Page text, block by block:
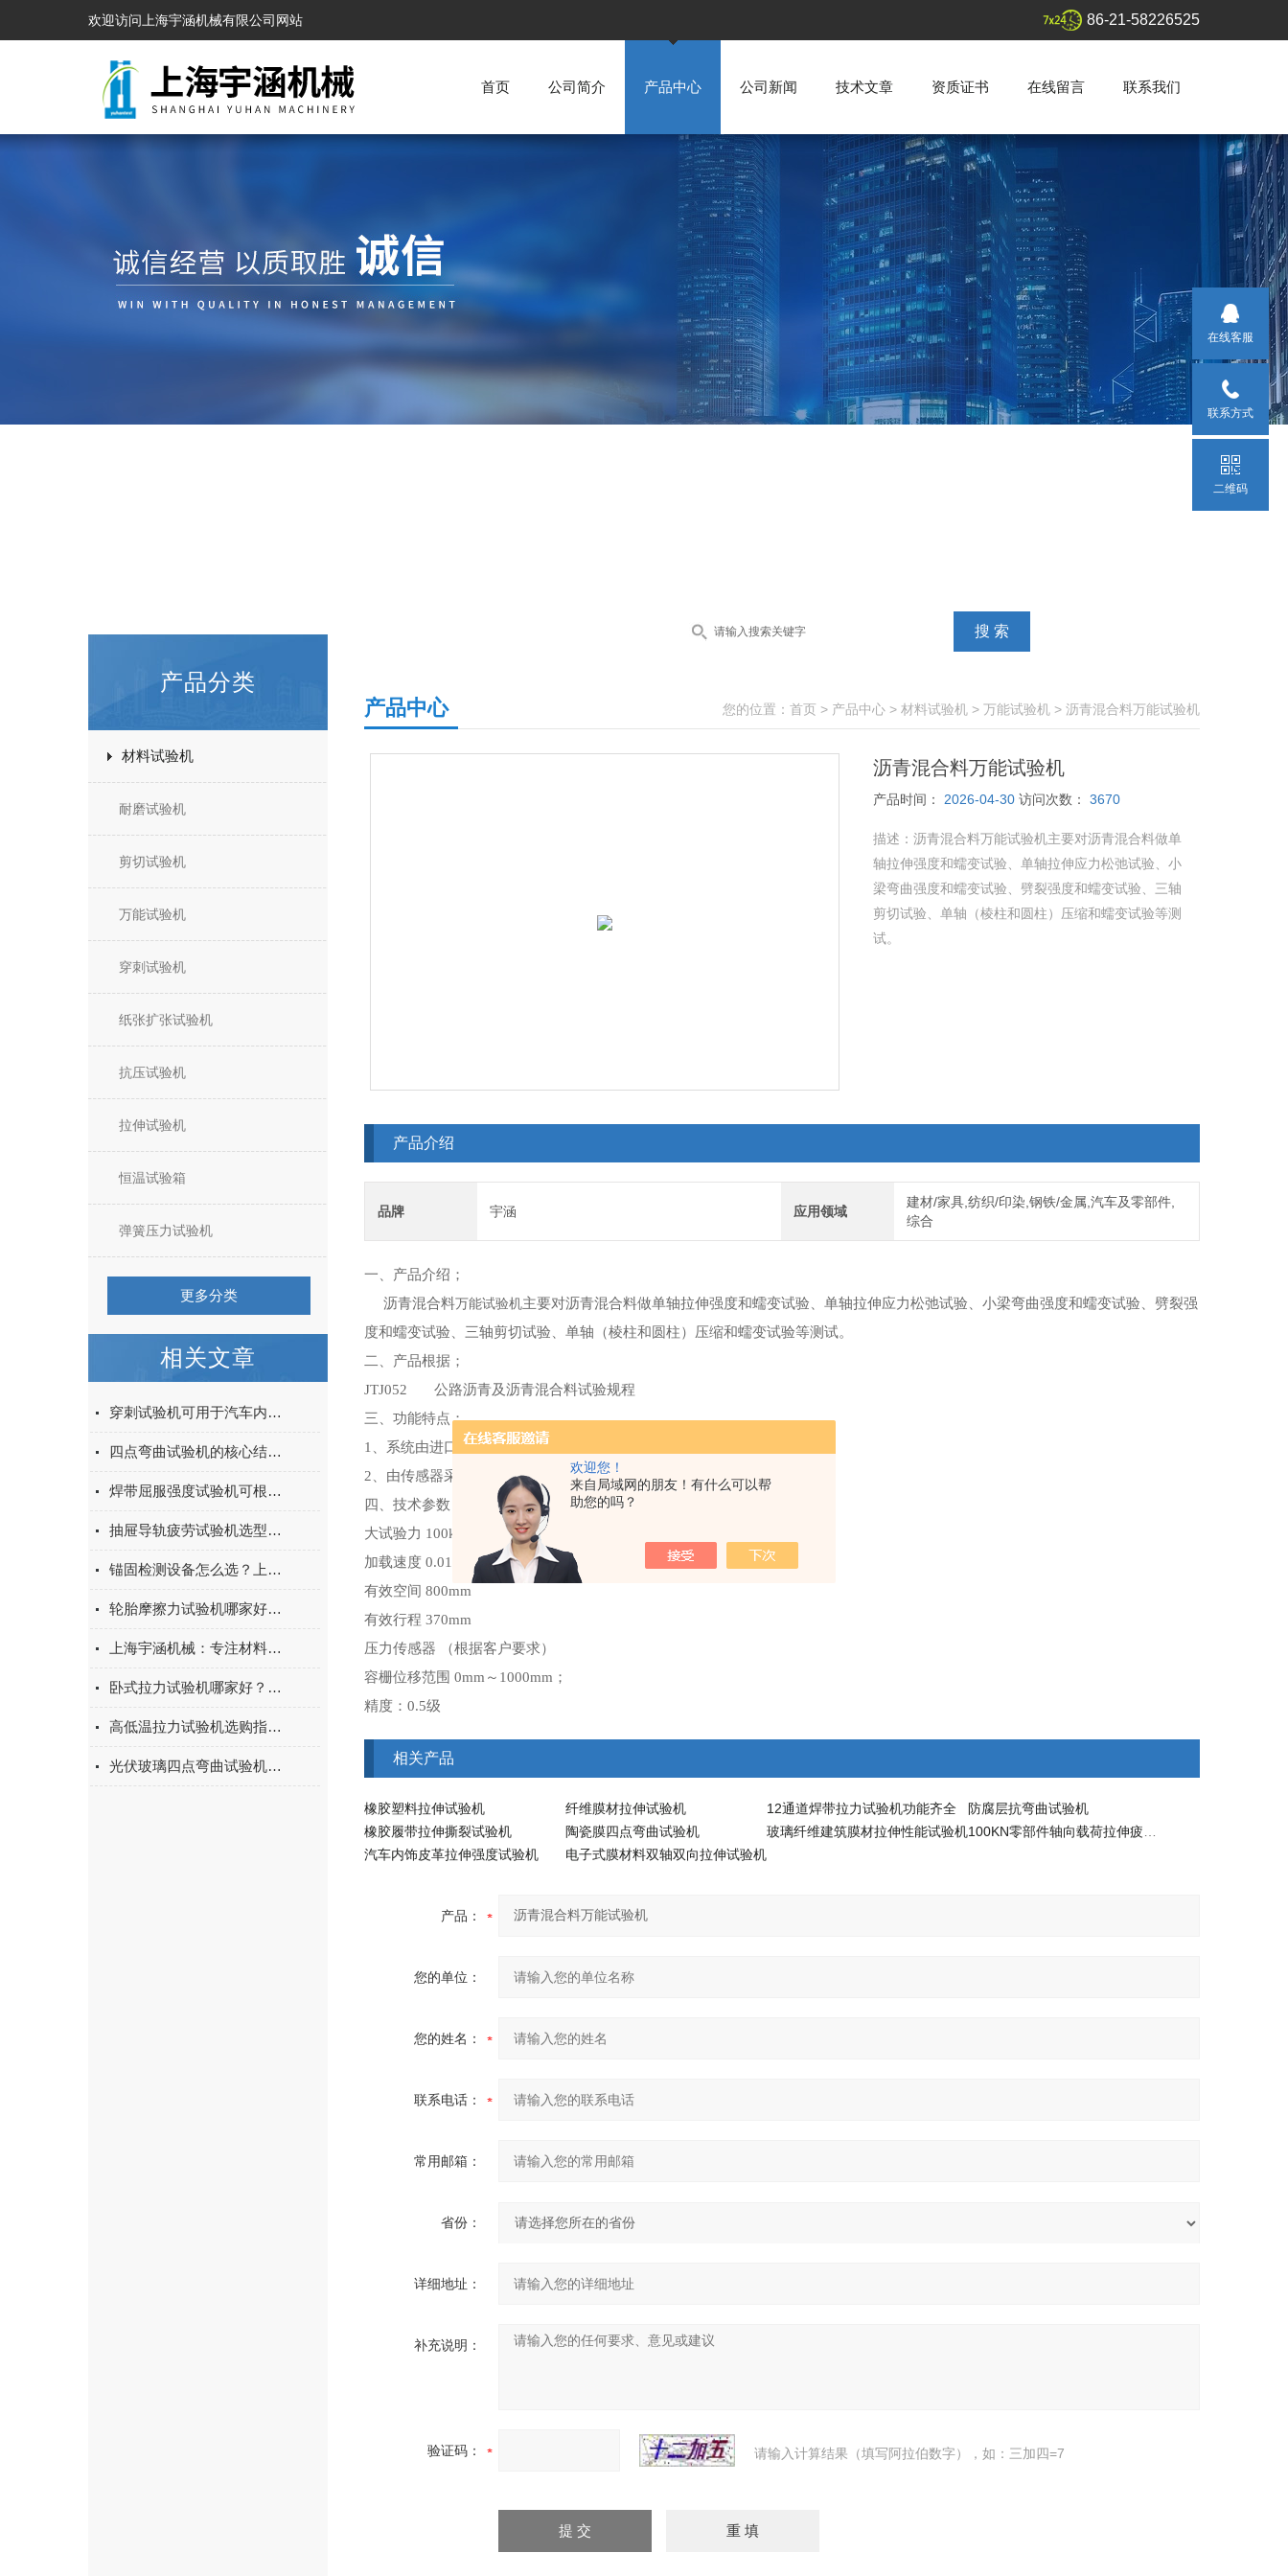
欢迎您！
来自局域网的朋友！有什么可以帮
助您的吗？
欢迎访问上海宇涵机械有限公司网站 86-21-58226525
首页 公司简介 产品中心 公司新闻 技术文章 资质证书 在线留言 联系我们
产品分类
材料试验机
耐磨试验机
剪切试验机
万能试验机
穿刺试验机
纸张扩张试验机
抗压试验机
拉伸试验机
恒温试验箱
弹簧压力试验机
更多分类
相关文章
穿刺试验机可用于汽车内饰表皮、防撞缓冲材料得性能测试
四点弯曲试验机的核心结构与工作原理特点
焊带屈服强度试验机可根据不同标准和试验需求调整试验条件
抽屉导轨疲劳试验机选型指南：如何量化评估家具五金的耐用性
锚固检测设备怎么选？上海宇涵膨胀螺丝拉拔试验机品牌评测
轮胎摩擦力试验机哪家好？上海宇涵试验机综合评测
上海宇涵机械：专注材料力学检测，电池片拉力试验机助力光伏品质管控
卧式拉力试验机哪家好？2026年国产实力厂家实测推荐
高低温拉力试验机选购指南：聚焦上海宇涵的技术实力与可靠方案
光伏玻璃四点弯曲试验机的重要性
您的位置： 首页 > 产品中心 > 材料试验机 > 万能试验机 > 沥青混合料万能试验机
产品中心
沥青混合料万能试验机
产品时间： 2026-04-30 访问次数： 3670
描述： 沥青混合料万能试验机主要对沥青混合料做单
轴拉伸强度和蠕变试验、单轴拉伸应力松弛试验、小
梁弯曲强度和蠕变试验、劈裂强度和蠕变试验、三轴
剪切试验、单轴（棱柱和圆柱）压缩和蠕变试验等测
试。
产品介绍
品牌 宇涵 应用领域
建材/家具,纺织/印染,钢铁/金属,汽车及零部件,
综合
一、产品介绍；
沥青混合料万能试验机主要对沥青混合料做单轴拉伸强度和蠕变试验、单轴拉伸应力松弛试验、小梁弯曲强度和蠕变试验、劈裂强
度和蠕变试验、三轴剪切试验、单轴（棱柱和圆柱）压缩和蠕变试验等测试。
二、产品根据；
JTJ052 公路沥青及沥青混合料试验规程
三、功能特点；
1、系统由进口伺服电机驱动进行加卸载（无级调速）；
2、由传感器采集试验结果，整个试验过程在微机自动控制
四、技术参数；
大试验力 100kN
加载速度 0.01mm/min～100mm/min（无级调速）
有效空间 800mm
有效行程 370mm
压力传感器 （根据客户要求）
容栅位移范围 0mm～1000mm；
精度：0.5级
相关产品
橡胶塑料拉伸试验机 纤维膜材拉伸试验机 12通道焊带拉力试验机功能齐全
防腐层抗弯曲试验机
橡胶履带拉伸撕裂试验机
陶瓷膜四点弯曲试验机 玻璃纤维建筑膜材拉伸性能试验机
汽车内饰皮革拉伸强度试验机
电子式膜材料双轴双向拉伸试验机
产品：
您的单位：
您的姓名：
联系电话：
常用邮箱：
省份：
详细地址：
补充说明：
验证码： 请输入计算结果（填写阿拉伯数字），如：三加四=7
在线客服
联系方式
二维码